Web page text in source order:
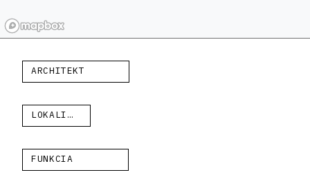
ARCHITEKT
LOKALITA
FUNKCIA